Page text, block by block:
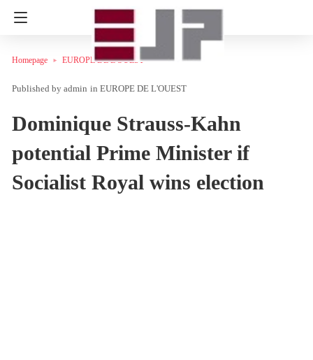
Homepage EUROPE DE L'OUEST
admin in EUROPE DE L'OUEST
Dominique Strauss-Kahn
potential Prime Minister if
Socialist Royal wins election